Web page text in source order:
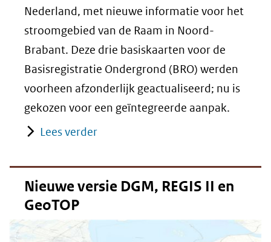
Nederland, met nieuwe informatie voor het
stroomgebied van de Raam in Noord-
Brabant. Deze drie basiskaarten voor de
Basisregistratie Ondergrond (BRO) werden
voorheen afzonderlijk geactualiseerd; nu is
gekozen voor een geïntegreerde aanpak.
Lees verder
Nieuwe versie DGM, REGIS II en
GeoTOP